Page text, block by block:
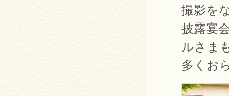
撮影を
披露宴
ルさま
多くお